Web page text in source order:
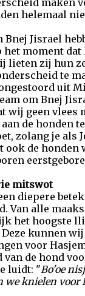
maken
helemaal
Jisrael
moment
lieten zij hun
te
uit
om Bnej
wij geen
de
zolang je als
ook de
mitswot
diepere
Van alle
het hoogste
kunnen
voor
van de hond
luidt: "Bo'oe
knielen voor